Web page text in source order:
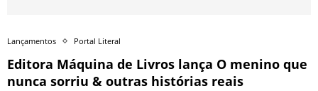
Lançamentos Portal Literal
Editora Máquina de Livros lança O menino que
nunca sorriu & outras histórias reais